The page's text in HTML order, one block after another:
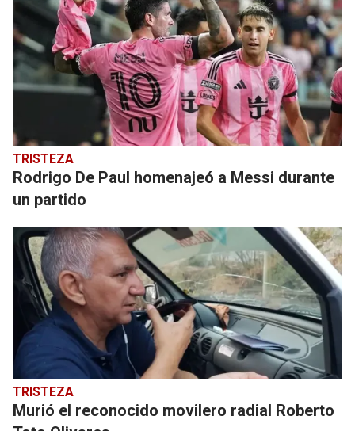
TRISTEZA
Rodrigo De Paul homenajeó a Messi durante
un partido
TRISTEZA
Murió el reconocido movilero radial Roberto